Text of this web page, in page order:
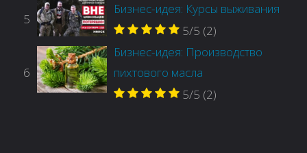
5
Бизнес-идея: Курсы выживания
5/5 (2)
6
Бизнес-идея: Производство
пихтового масла
5/5 (2)